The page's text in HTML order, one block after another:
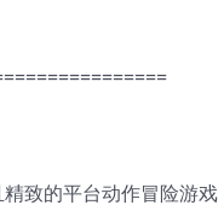
精致的平台动作冒险游